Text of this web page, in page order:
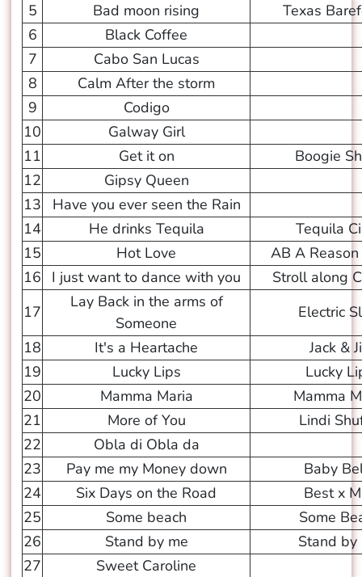
5
Bad moon rising
Texas
6
Black Coffee
7
Cabo San Lucas
8
Calm After the storm
9
Codigo
10
Galway Girl
11
Get it on
Boogie
12
Gipsy Queen
13
Have you ever seen the Rain
14
He drinks Tequila
Tequila
15
Hot Love
AB A
16
I just want to dance with you
Stroll along
17
Lay Back in the arms of
Someone
Electric
18
It's a Heartache
Jack &
19
Lucky Lips
Lucky
20
Mamma Maria
Mamma
21
More of You
Lindi
22
Obla di Obla da
23
Pay me my Money down
Baby
24
Six Days on the Road
Best x
25
Some beach
Some
26
Stand by me
Stand by
27
Sweet Caroline